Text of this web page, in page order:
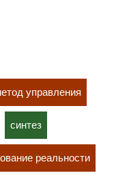
управления
синтез
реальности